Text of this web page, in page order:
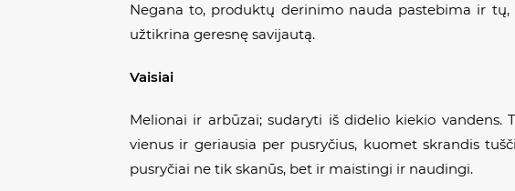
Negana to, produktų derinimo nauda pastebima ir
užtikrina geresnę savijautą.
Vaisiai
Melionai ir arbūzai; sudaryti iš didelio kiekio
vienus ir geriausia per pusryčius, kuomet skrandis
pusryčiai ne tik skanūs, bet ir maistingi ir naudingi.